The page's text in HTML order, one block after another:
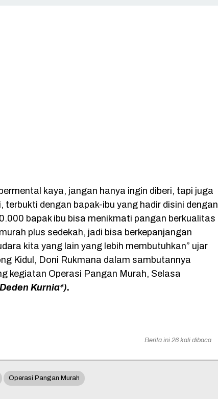
kaya, jangan hanya ingin diberi, tapi juga
terbukti dengan bapak-ibu yang hadir disini dengan
bapak ibu bisa menikmati pangan berkualitas
plus sedekah, jadi bisa berkepanjangan
kita yang lain yang lebih membutuhkan” ujar
Kidul, Doni Rukmana dalam sambutannya
kegiatan Operasi Pangan Murah, Selasa
Kurnia*).
Berita ini 26 kali dibaca
Operasi Pangan Murah